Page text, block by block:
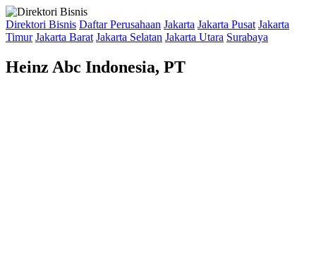
Direktori Bisnis Daftar Perusahaan Jakarta Jakarta Pusat Jakarta
Timur Jakarta Barat Jakarta Selatan Jakarta Utara Surabaya
Heinz Abc Indonesia, PT